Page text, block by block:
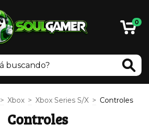
0
> Xbox > Xbox Series S/X > Controles
Controles